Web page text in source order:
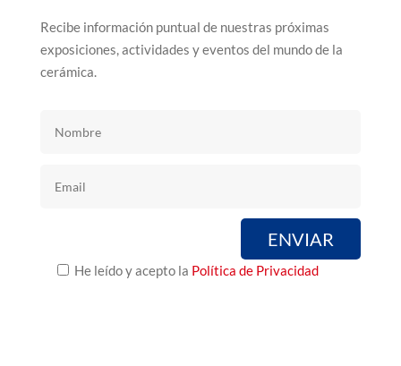
Recibe información puntual de nuestras próximas
exposiciones, actividades y eventos del mundo de la
cerámica.
He leído y acepto la Política de Privacidad